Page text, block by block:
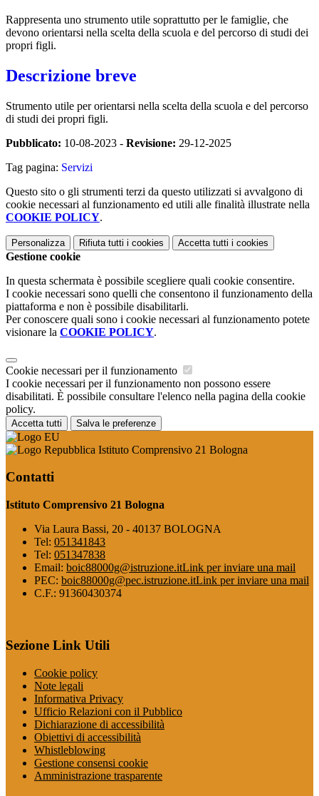
Rappresenta uno strumento utile soprattutto per le famiglie, che
devono orientarsi nella scelta della scuola e del percorso di studi dei
propri figli.
Descrizione breve
Strumento utile per orientarsi nella scelta della scuola e del percorso
di studi dei propri figli.
Pubblicato: 10-08-2023 - Revisione: 29-12-2025
Tag pagina: Servizi
Questo sito o gli strumenti terzi da questo utilizzati si avvalgono di
cookie necessari al funzionamento ed utili alle finalità illustrate nella
COOKIE POLICY.
Personalizza Rifiuta tutti i cookies Accetta tutti i cookies
Gestione cookie
In questa schermata è possibile scegliere quali cookie consentire.
I cookie necessari sono quelli che consentono il funzionamento della
piattaforma e non è possibile disabilitarli.
Per conoscere quali sono i cookie necessari al funzionamento potete
visionare la COOKIE POLICY.
Cookie necessari per il funzionamento
I cookie necessari per il funzionamento non possono essere
disabilitati. È possibile consultare l'elenco nella pagina della cookie
policy.
Accetta tutti Salva le preferenze
Istituto Comprensivo 21 Bologna
Contatti
Istituto Comprensivo 21 Bologna
Via Laura Bassi, 20 - 40137 BOLOGNA
Tel: 051341843
Tel: 051347838
Email: boic88000g@istruzione.itLink per inviare una mail
PEC: boic88000g@pec.istruzione.itLink per inviare una mail
C.F.: 91360430374
Sezione Link Utili
Cookie policy
Note legali
Informativa Privacy
Ufficio Relazioni con il Pubblico
Dichiarazione di accessibilità
Obiettivi di accessibilità
Whistleblowing
Gestione consensi cookie
Amministrazione trasparente